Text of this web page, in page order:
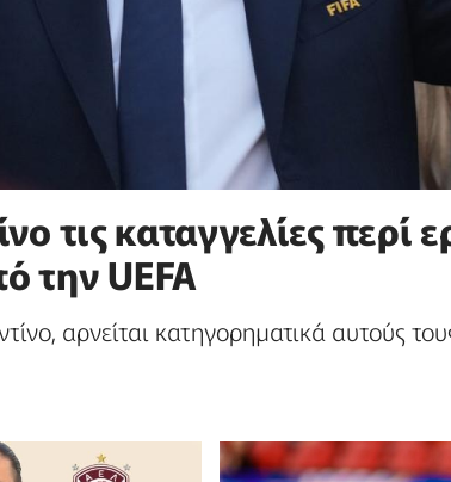
τις καταγγελίες περί
την UEFA
αρνείται κατηγορηματικά αυτούς